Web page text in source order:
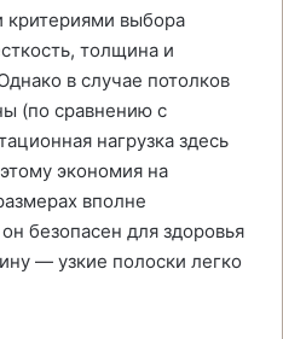
выбора
толщина и
в случае потолков
(по сравнению с
нагрузка здесь
экономия на
вполне
безопасен для здоровья
— узкие полоски легко